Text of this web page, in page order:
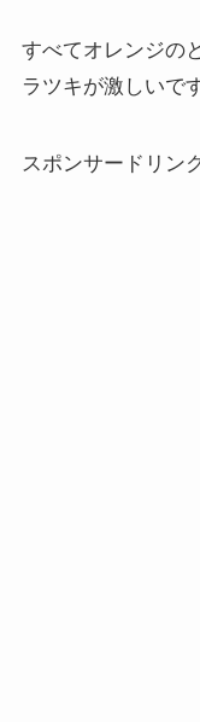
すべてオレンジの
ラツキが激しいです
スポンサードリン